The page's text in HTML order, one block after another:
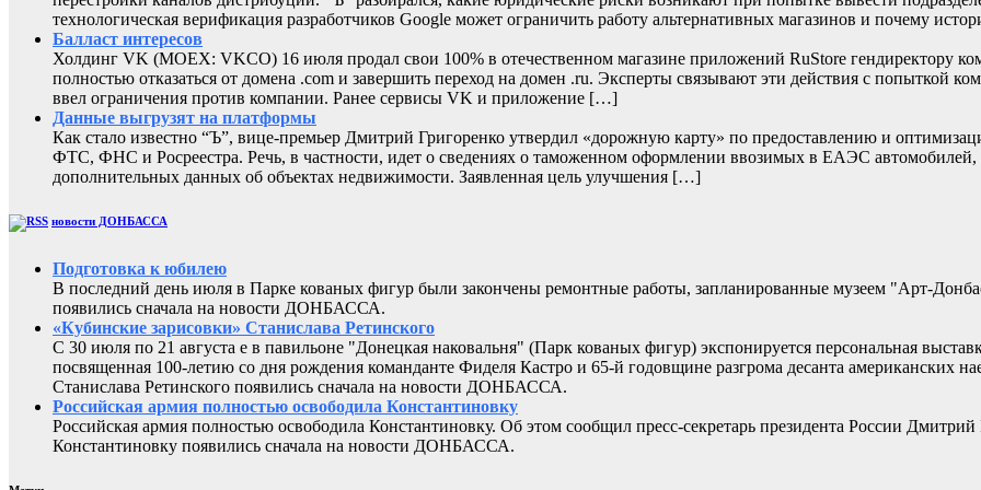
технологическая верификация разработчиков Google может ограничить работу альтернативных магазинов и почему
Балласт интересов
Холдинг VK (MOEX: VKCO) 16 июля продал свои 100% в отечественном магазине приложений RuStore гендиректору
полностью отказаться от домена .com и завершить переход на домен .ru. Эксперты связывают эти действия с попыткой
ввел ограничения против компании. Ранее сервисы VK и приложение […]
Данные выгрузят на платформы
Как стало известно “Ъ”, вице-премьер Дмитрий Григоренко утвердил «дорожную карту» по предоставлению и
ФТС, ФНС и Росреестра. Речь, в частности, идет о сведениях о таможенном оформлении ввозимых в ЕАЭС
дополнительных данных об объектах недвижимости. Заявленная цель улучшения […]
новости ДОНБАССА
Подготовка к юбилею
В последний день июля в Парке кованых фигур были закончены ремонтные работы, запланированные музеем "Арт-
появились сначала на новости ДОНБАССА.
«Кубинские зарисовки» Станислава Ретинского
С 30 июля по 21 августа е в павильоне "Донецкая наковальня" (Парк кованых фигур) экспонируется персональная
посвященная 100-летию со дня рождения команданте Фиделя Кастро и 65-й годовщине разгрома десанта американских
Станислава Ретинского появились сначала на новости ДОНБАССА.
Российская армия полностью освободила Константиновку
Российская армия полностью освободила Константиновку. Об этом сообщил пресс-секретарь президента России
Константиновку появились сначала на новости ДОНБАССА.